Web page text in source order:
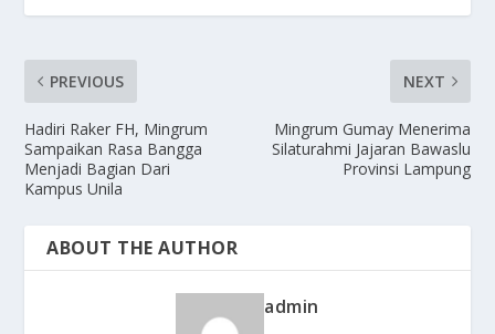
PREVIOUS
Hadiri Raker FH, Mingrum
Sampaikan Rasa Bangga
Menjadi Bagian Dari
Kampus Unila
NEXT
Mingrum Gumay Menerima
Silaturahmi Jajaran Bawaslu
Provinsi Lampung
ABOUT THE AUTHOR
admin